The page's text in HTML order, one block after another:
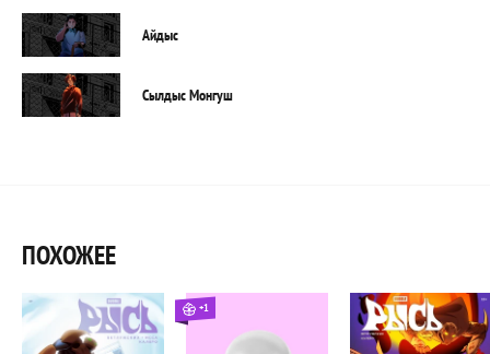
Айдыс
Сылдыс Монгуш
ПОХОЖЕЕ
+1